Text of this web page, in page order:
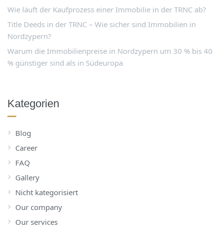
Wie läuft der Kaufprozess einer Immobilie in der TRNC ab?
Title Deeds in der TRNC – Wie sicher sind Immobilien in
Nordzypern?
Warum die Immobilienpreise in Nordzypern um 30 % bis 40
% günstiger sind als in Südeuropa
Kategorien
Blog
Career
FAQ
Gallery
Nicht kategorisiert
Our company
Our services